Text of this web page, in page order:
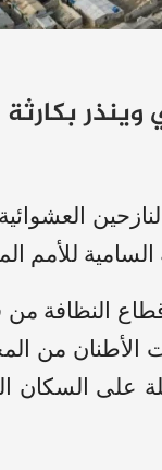
وينذر
النظافة
من
على السكان